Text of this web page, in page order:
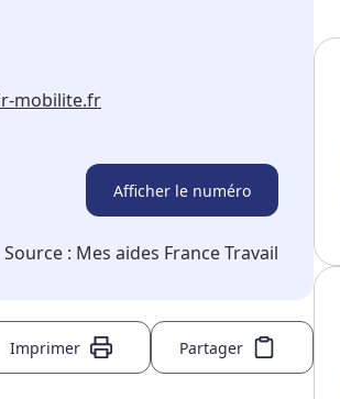
mobilite.fr
Afficher le numéro
Source : Mes aides France Travail
Imprimer Partager